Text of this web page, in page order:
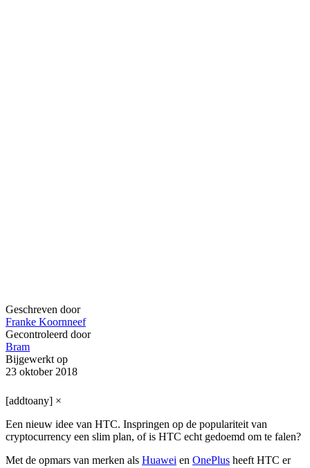
Geschreven door
Franke Koornneef
Gecontroleerd door
Bram
Bijgewerkt op
23 oktober 2018
[addtoany] ×
Een nieuw idee van HTC. Inspringen op de populariteit van
cryptocurrency een slim plan, of is HTC echt gedoemd om te falen?
Met de opmars van merken als Huawei en OnePlus heeft HTC er